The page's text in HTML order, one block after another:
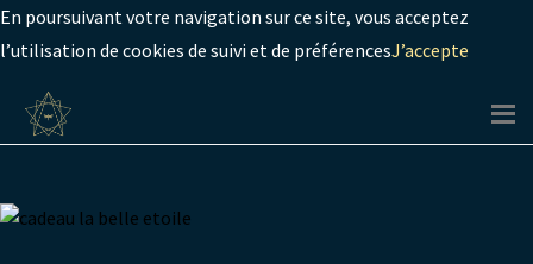
En poursuivant votre navigation sur ce site, vous acceptez
l’utilisation de cookies de suivi et de préférencesJ’accepte